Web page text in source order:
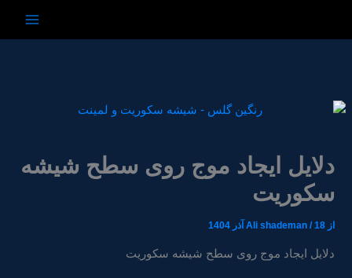
دلایل ایجاد موج روی سطح شیشه
سکوریت
از Ali shademan / 18 آذر 1404
دلایل ایجاد موج روی سطح شیشه سکوریت